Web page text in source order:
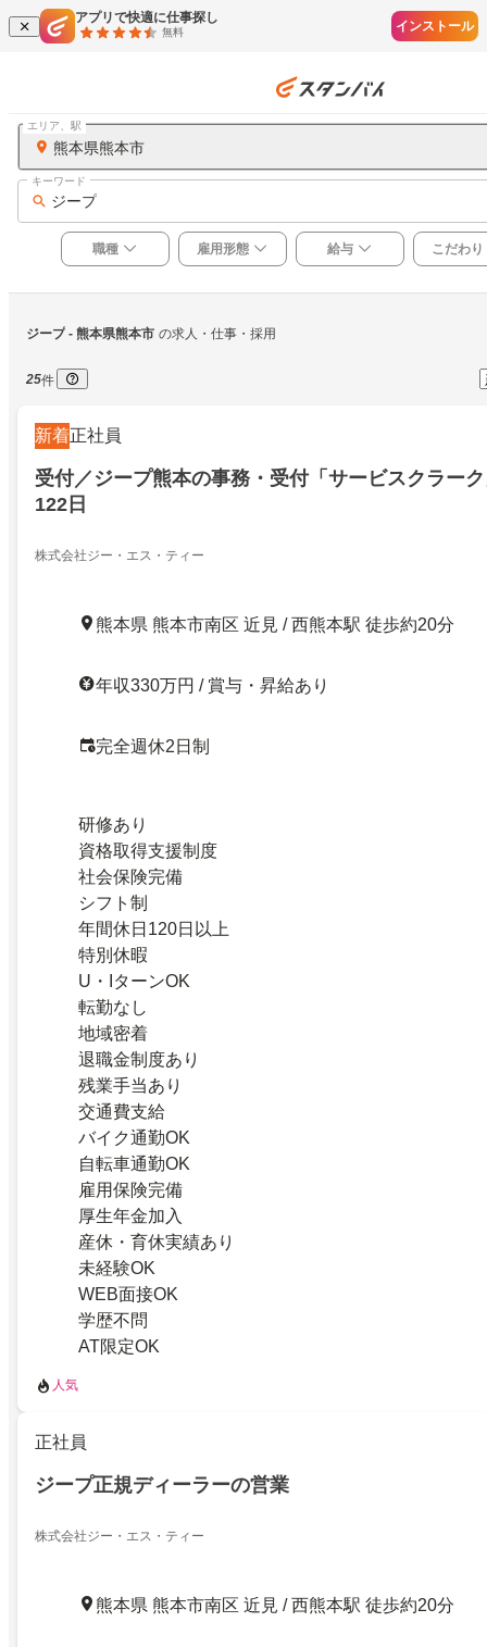
アプリで快適に仕事探し
無料 インストール
熊本県熊本市
エリア、駅
ジープ
キーワード
職種 雇用形態 給与 こだわり
ジープ - 熊本県熊本市 の求人・仕事・採用
25件
新着正社員
受付／ジープ熊本の事務・受付「サービスクラー
122日
株式会社ジー・エス・ティー
熊本県 熊本市南区 近見 / 西熊本駅 徒歩約20分
年収330万円 / 賞与・昇給あり
完全週休2日制
研修あり
資格取得支援制度
社会保険完備
シフト制
年間休日120日以上
特別休暇
U・IターンOK
転勤なし
地域密着
退職金制度あり
残業手当あり
交通費支給
バイク通勤OK
自転車通勤OK
雇用保険完備
厚生年金加入
産休・育休実績あり
未経験OK
WEB面接OK
学歴不問
AT限定OK
人気
正社員
ジープ正規ディーラーの営業
株式会社ジー・エス・ティー
熊本県 熊本市南区 近見 / 西熊本駅 徒歩約20分